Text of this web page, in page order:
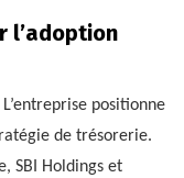
l’adoption
positionne
de trésorerie.
SBI Holdings et